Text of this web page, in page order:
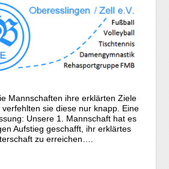
Mannschaften ihre erklärten Ziele
verfehlten sie diese nur knapp. Eine
Unsere 1. Mannschaft hat es
Aufstieg geschafft, ihr erklärtes
zu erreichen….